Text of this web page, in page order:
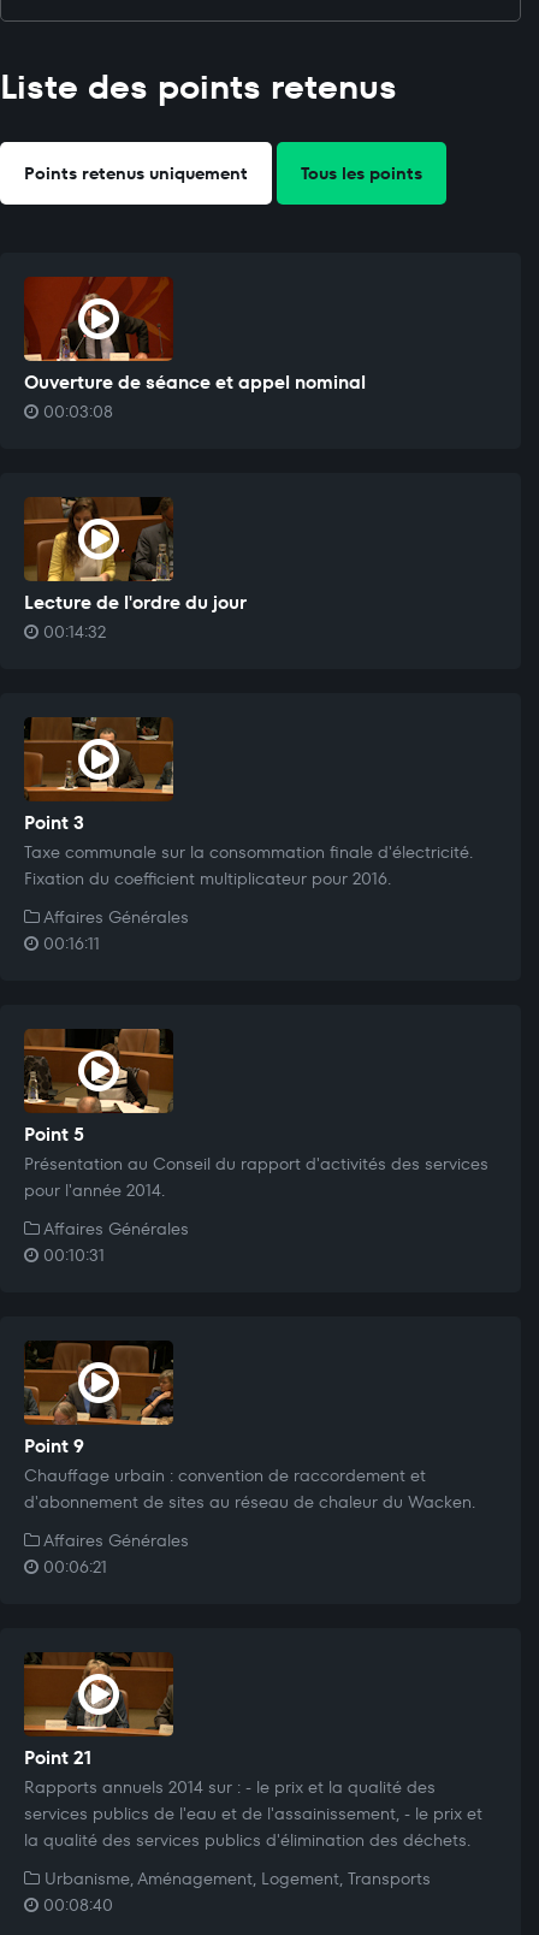
Liste des points retenus
Points retenus uniquement Tous les points
Ouverture de séance et appel nominal
00:03:08
Lecture de l'ordre du jour
00:14:32
Point 3
Taxe communale sur la consommation finale d'électricité.
Fixation du coefficient multiplicateur pour 2016.
Affaires Générales
00:16:11
Point 5
Présentation au Conseil du rapport d'activités des services
pour l'année 2014.
Affaires Générales
00:10:31
Point 9
Chauffage urbain : convention de raccordement et
d'abonnement de sites au réseau de chaleur du Wacken.
Affaires Générales
00:06:21
Point 21
Rapports annuels 2014 sur : - le prix et la qualité des
services publics de l'eau et de l'assainissement, - le prix et
la qualité des services publics d'élimination des déchets.
Urbanisme, Aménagement, Logement, Transports
00:08:40